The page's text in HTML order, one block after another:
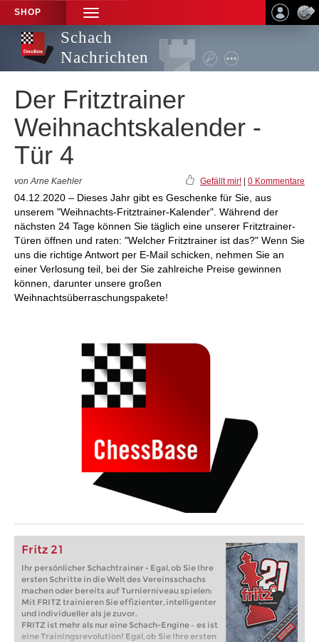
SHOP
TOGGLE
NAVIGATION
Schach
Nachrichten
Der Fritztrainer
Weihnachtskalender -
Tür 4
von Arne Kaehler Gefällt mir! 0 Kommentare
04.12.2020 – Dieses Jahr gibt es Geschenke für Sie, aus
unserem "Weihnachts-Fritztrainer-Kalender". Während der
nächsten 24 Tage können Sie täglich eine unserer Fritztrainer-
Türen öffnen und raten: "Welcher Fritztrainer ist das?" Wenn Sie
uns die richtige Antwort per E-Mail schicken, nehmen Sie an
einer Verlosung teil, bei der Sie zahlreiche Preise gewinnen
können, darunter unsere großen
Weihnachtsüberraschungspakete!
Fritz 21
Ihr persönlicher Schachtrainer - Egal, ob Sie Ihre
ersten Schritte in die Welt des Vereinsschachs
machen oder bereits auf Turnierniveau spielen:
Mit FRITZ trainieren Sie effizienter, intelligenter
und individueller als je zuvor.
FRITZ ist mehr als nur eine Schach-Engine – es ist
eine Trainingsrevolution! Egal, ob Sie Ihre ersten